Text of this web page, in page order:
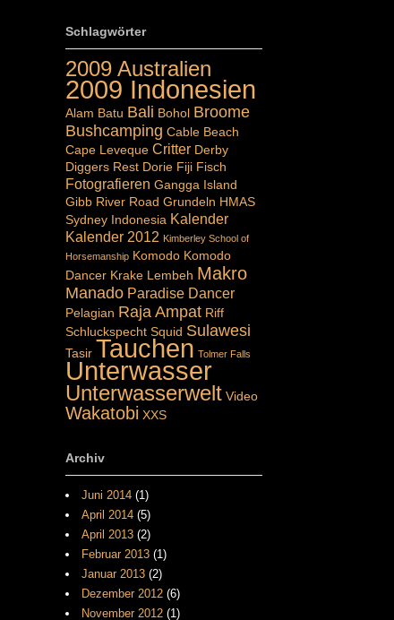
Schlagwörter
2009 Australien
2009 Indonesien
Alam Batu Bali Bohol Broome
Bushcamping Cable Beach
Cape Leveque Critter Derby
Diggers Rest Dorie Fiji Fisch
Fotografieren Gangga Island
Gibb River Road Grundeln HMAS
Sydney Indonesia Kalender
Kalender 2012 Kimberley School of
Horsemanship Komodo Komodo
Dancer Krake Lembeh Makro
Manado Paradise Dancer
Pelagian Raja Ampat Riff
Schluckspecht Squid Sulawesi
Tasir Tauchen Tolmer Falls
Unterwasser
Unterwasserwelt Video
Wakatobi XXS
Archiv
Juni 2014(1)
April 2014(5)
April 2013(2)
Februar 2013(1)
Januar 2013(2)
Dezember 2012(6)
November 2012(1)